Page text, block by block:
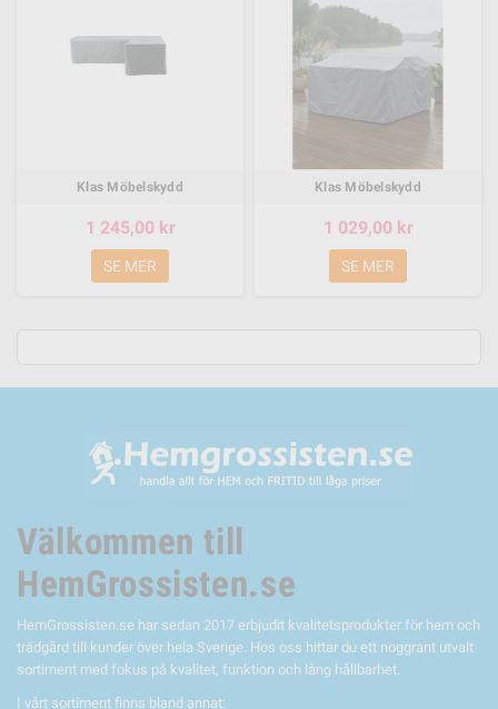
Klas Möbelskydd
1 245,00 kr
SE MER
Klas Möbelskydd
1 029,00 kr
SE MER
Välkommen till
HemGrossisten.se
HemGrossisten.se har sedan 2017 erbjudit kvalitetsprodukter för hem och
trädgård till kunder över hela Sverige. Hos oss hittar du ett noggrant utvalt
sortiment med fokus på kvalitet, funktion och lång hållbarhet.
I vårt sortiment finns bland annat: